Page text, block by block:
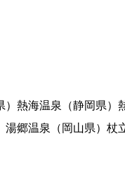
熱海温泉（静岡県）
郷温泉（岡山県）杖